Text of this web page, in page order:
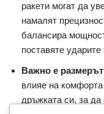
ракети могат да
намалят
балансира
поставяте ударите
Важно е
влияе на
дръжката си, за да